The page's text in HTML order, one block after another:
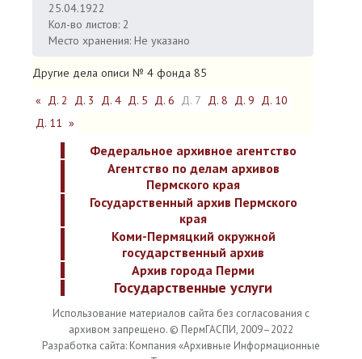
25.04.1922
Кол-во листов: 2
Место хранения: Не указано
Другие дела описи № 4 фонда 85
« Д. 2 Д. 3 Д. 4 Д. 5 Д. 6 Д. 7 Д. 8 Д. 9 Д. 10
Д. 11 »
Федеральное архивное агентство
Агентство по делам архивов
Пермского края
Государственный архив Пермского
края
Коми-Пермяцкий окружной
государственный архив
Архив города Перми
Государственные услуги
Использование материалов сайта без согласования с
архивом запрещено. © ПермГАСПИ, 2009–2022
Разработка сайта: Компания «Архивные Информационные